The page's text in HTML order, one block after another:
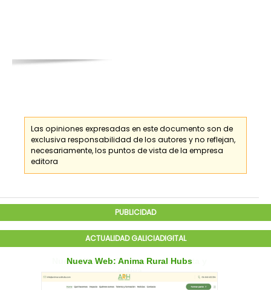
Las opiniones expresadas en este documento son de
exclusiva responsabilidad de los autores y no reflejan,
necesariamente, los puntos de vista de la empresa
editora
PUBLICIDAD
ACTUALIDAD GALICIADIGITAL